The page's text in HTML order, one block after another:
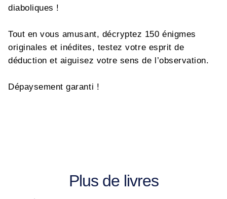
diaboliques !
Tout en vous amusant, décryptez 150 énigmes
originales et inédites, testez votre esprit de
déduction et aiguisez votre sens de l’observation.
Dépaysement garanti !
Plus de livres